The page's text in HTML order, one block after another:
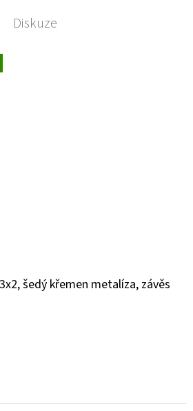
Diskuze
šedý křemen metalíza, závěs